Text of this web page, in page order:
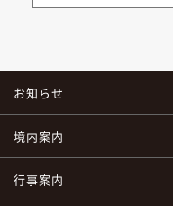
お知らせ
境内案内
行事案内